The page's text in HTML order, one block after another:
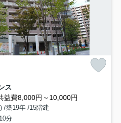
ス
益費8,000円～10,000円
/築19年 /15階建
分